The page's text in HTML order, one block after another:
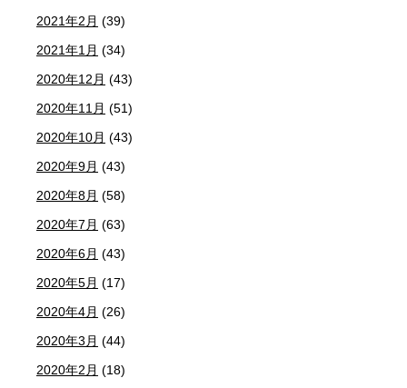
2021年2月 (39)
2021年1月 (34)
2020年12月 (43)
2020年11月 (51)
2020年10月 (43)
2020年9月 (43)
2020年8月 (58)
2020年7月 (63)
2020年6月 (43)
2020年5月 (17)
2020年4月 (26)
2020年3月 (44)
2020年2月 (18)